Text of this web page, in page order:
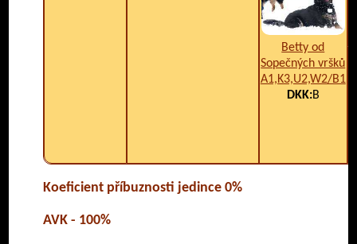
Betty od
Sopečných vršků
A1,K3,U2,W2/B1
DKK:B
Koeficient příbuznosti jedince 0%
AVK - 100%